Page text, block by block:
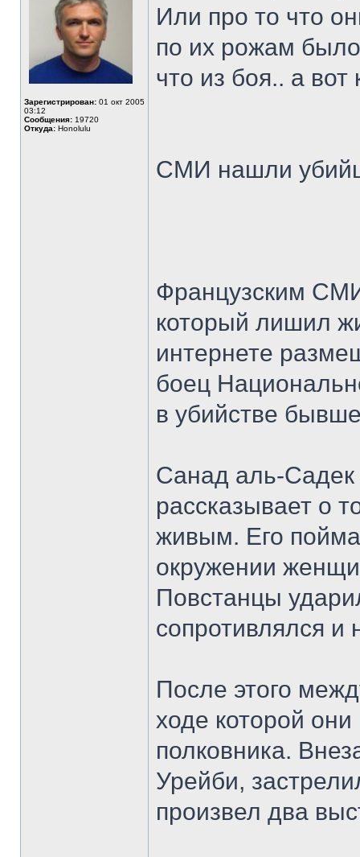
Зарегистрирован: 01 окт 2005
03:12
Сообщения: 19720
Откуда: Honolulu
Или про то что
по их рожам было
что из боя.. а
СМИ нашли
Французским
который лишил
интернете
боец
в убийстве
Санад аль-
рассказывает о
живым. Его
окружении
Повстанцы
сопротивлялся и
После этого
ходе которой
полковника.
Урейби,
произвел два